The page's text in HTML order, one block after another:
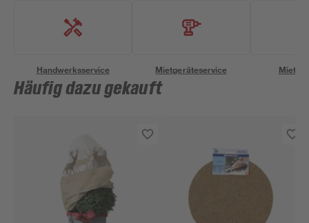
Handwerksservice Mietgeräteservice
Häufig dazu gekauft